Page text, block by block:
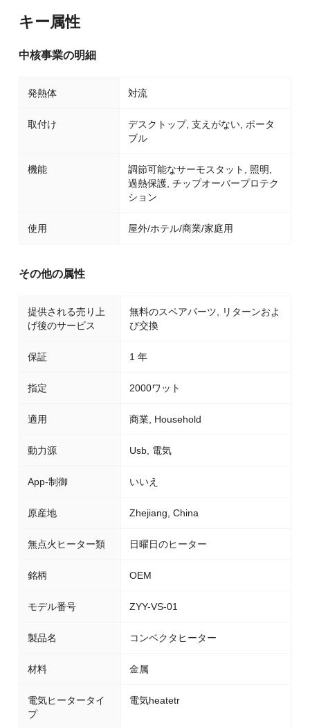
キー属性
中核事業の明細
発熱体 対流
取付け
デスクトップ, 支えがない, ポータ
ブル
機能
調節可能なサーモスタット, 照明,
過熱保護, チップオーバープロテク
ション
使用 屋外/ホテル/商業/家庭用
その他の属性
提供される売り上
げ後のサービス
無料のスペアパーツ, リターンおよ
び交換
保証 1 年
指定 2000ワット
適用 商業, Household
動力源 Usb, 電気
App-制御 いいえ
原産地 Zhejiang, China
無点火ヒーター類 日曜日のヒーター
銘柄 OEM
モデル番号 ZYY-VS-01
製品名 コンベクタヒーター
材料 金属
電気ヒータータイ
プ
電気heatetr